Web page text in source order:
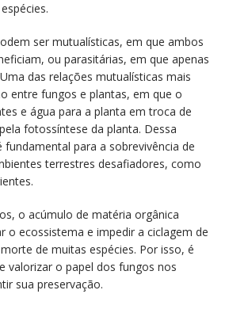
ser mutualísticas, em que ambos
ou parasitárias, em que apenas
das relações mutualísticas mais
entre fungos e plantas, em que o
e água para a planta em troca de
fotossíntese da planta. Dessa
para a sobrevivência de
terrestres desafiadores, como
o acúmulo de matéria orgânica
o ecossistema e impedir a ciclagem de
de muitas espécies. Por isso, é
valorizar o papel dos fungos nos
sua preservação.